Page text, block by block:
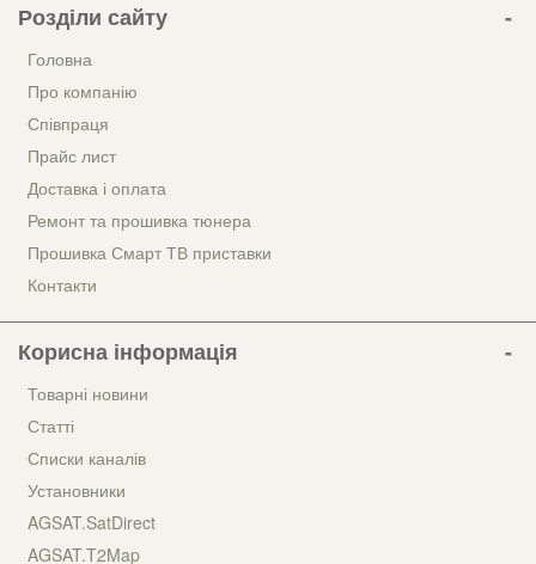
Розділи сайту
Головна
Про компанію
Співпраця
Прайс лист
Доставка і оплата
Ремонт та прошивка тюнера
Прошивка Смарт ТВ приставки
Контакти
Корисна інформація
Товарні новини
Статті
Списки каналів
Установники
AGSAT.SatDirect
AGSAT.T2Map